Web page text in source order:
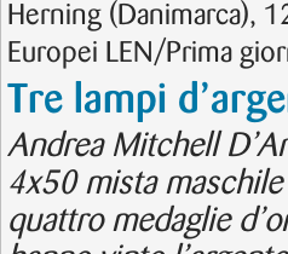
Herning (Danimarca),
Europei LEN/Prima
Tre lampi
Andrea Mitchell
4x50 mista
quattro medaglie